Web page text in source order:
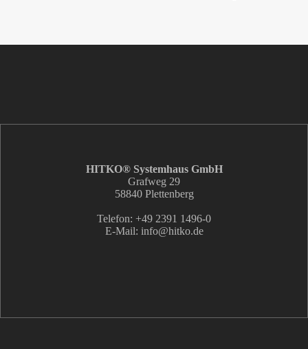
HITKO® Systemhaus GmbH
Grafweg 29
58840 Plettenberg
Telefon: +49 2391 1496-0
E-Mail: info@hitko.de